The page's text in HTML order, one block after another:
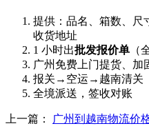
提供：品名、箱数、尺
收货地址
1 小时出批发报价单 （
广州免费上门提货、加
报关→空运→越南清关
全境派送，签收对账
上一篇：
广州到越南物流价